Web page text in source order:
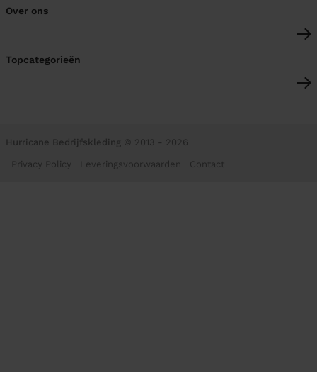
Over ons
Topcategorieën
Hurricane Bedrijfskleding © 2013 - 2026
Privacy Policy Leveringsvoorwaarden Contact